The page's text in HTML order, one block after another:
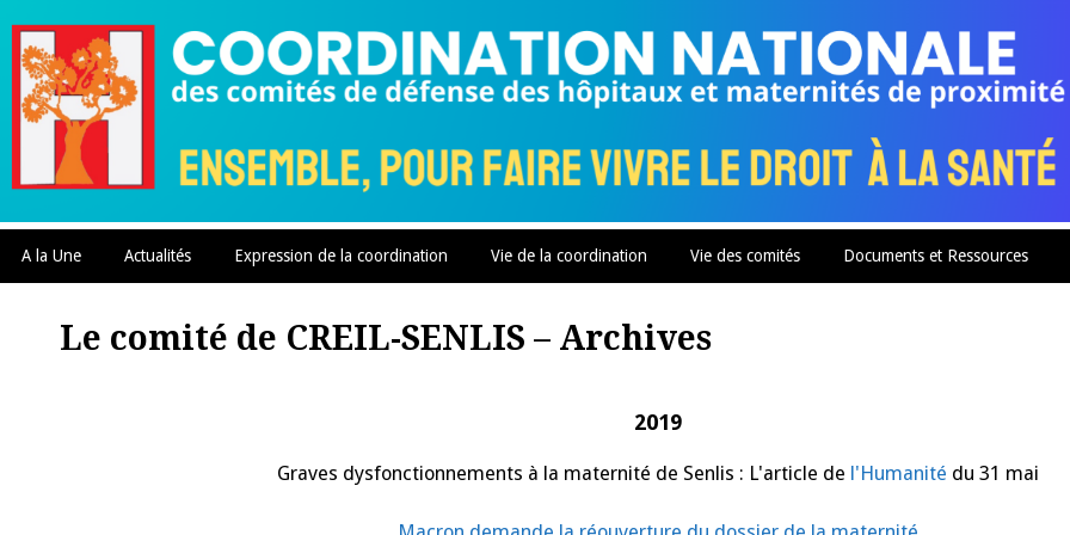
content
A la Une Actualités Expression de la coordination Vie de la coordination Vie des comités Documents et Ressources
Le comité de CREIL-SENLIS – Archives
2019
Graves dysfonctionnements à la maternité de Senlis : L'article de l'Humanité du 31 mai